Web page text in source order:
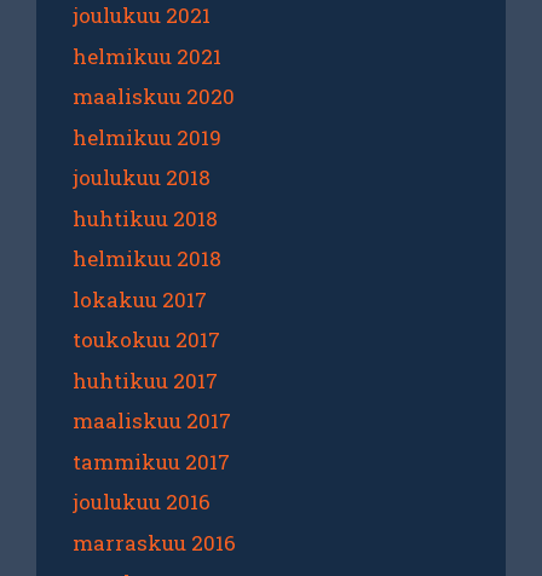
joulukuu 2021
helmikuu 2021
maaliskuu 2020
helmikuu 2019
joulukuu 2018
huhtikuu 2018
helmikuu 2018
lokakuu 2017
toukokuu 2017
huhtikuu 2017
maaliskuu 2017
tammikuu 2017
joulukuu 2016
marraskuu 2016